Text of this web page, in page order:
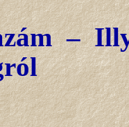
–